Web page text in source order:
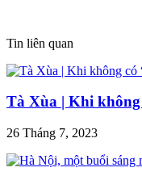
Tin liên quan
Tà Xùa | Khi không
26 Tháng 7, 2023